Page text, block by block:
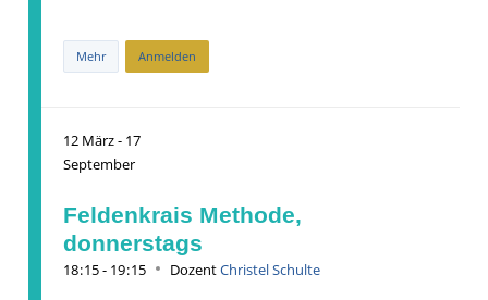
Mehr Anmelden
12 März- 17
September
Feldenkrais Methode,
donnerstags
18:15 - 19:15 DozentChristel Schulte